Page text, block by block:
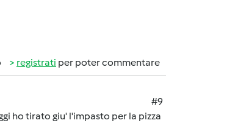
registrati per poter commentare
#9
ho tirato giu' l'impasto per la pizza